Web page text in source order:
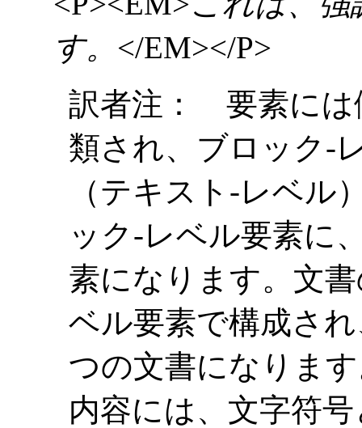
す。 </EM></P>
訳者注： 要素には
類され、ブロック-
（テキスト-レベル
ック-レベル要素に
素になります。文
ベル要素で構成さ
つの文書になりま
内容には、文字符